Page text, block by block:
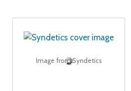
Image from Syndetics